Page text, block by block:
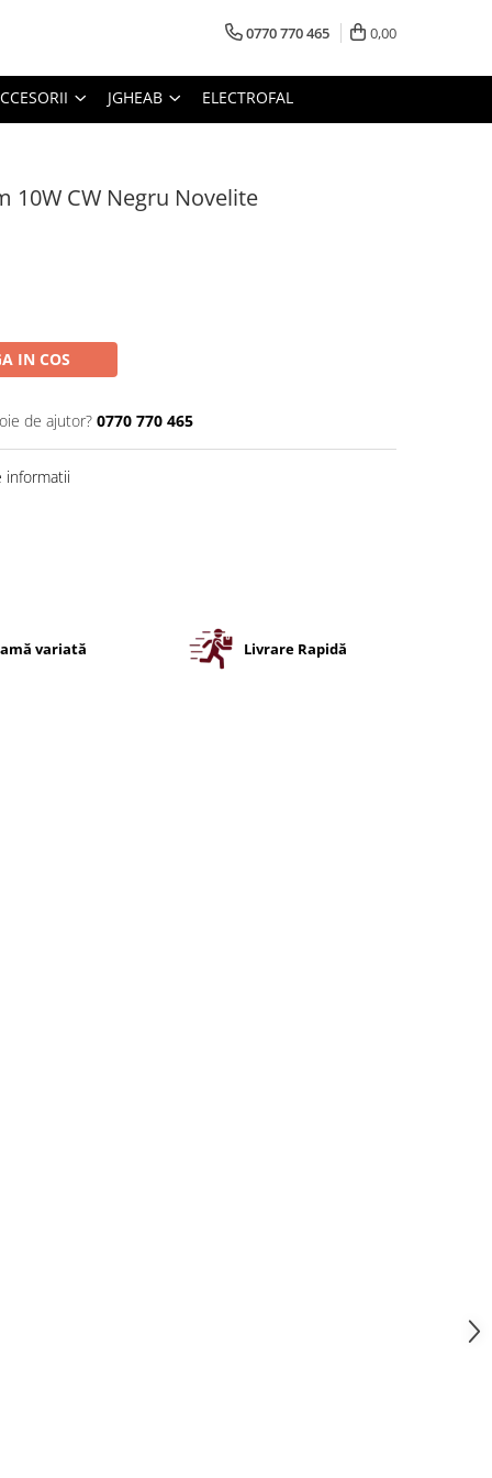
0770 770 465 0,00
JGHEAB ELECTROFAL
10W CW Negru Novelite
IN COS
de ajutor? 0770 770 465
informatii
variată Livrare Rapidă